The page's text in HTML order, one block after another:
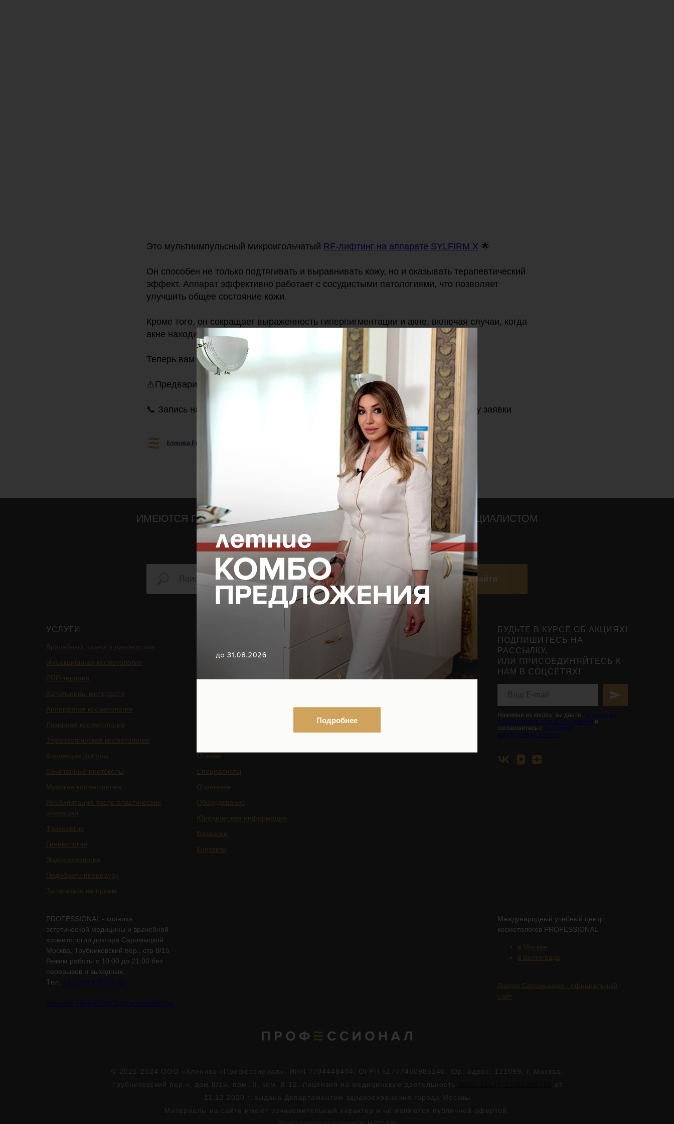
Это мультиимпульсный микроигольчатый RF-лифтинг на аппарате SYLFIRM X 🌟
Он способен не только подтягивать и выравнивать кожу, но и оказывать терапевтический
эффект. Аппарат эффективно работает с сосудистыми патологиями, что позволяет
улучшить общее состояние кожи.
Кроме того, он сокращает выраженность гиперпигментации и акне, включая случаи, когда
акне находится в стадии обострения.
Теперь вам известен секрет бархатной кожи🫶
⚠️Предварительно необходима консультация специалиста
📞 Запись на приём по телефону, указанному нанашем сайтеили через форму заявки
Клиника Professional-Москва
ИМЕЮТСЯ ПРОТИВОПОКАЗАНИЯ, ПРОКОНСУЛЬТИРУЙТЕСЬ СО СПЕЦИАЛИСТОМ
18+
Найти
УСЛУГИ
Врачебный прием и диагностика
Инъекционная косметология
PRP-терапия
Капельницы молодости
Аппаратная косметология
Лазерная косметология
Терапевтическая косметология
Коррекция фигуры
Сочетанные протоколы
Мужская косметология
Реабилитация после пластических
операций
Трихология
Гинекология
Эндокринология
Подобрать процедуру
Записаться на приём
Подписаться на рассылку новостей
Отзывы
Специалисты
О клинике
Оборудование
Юридическая информация
Вакансии
Контакты
ЮРИДИЧЕСКАЯ
ИНФОРМАЦИЯ
Организационные документы
Нормативно-правовые документы
граждан
БУДЬТЕ В КУРСЕ ОБ АКЦИЯХ!
ПОДПИШИТЕСЬ НА
РАССЫЛКУ,
ИЛИ ПРИСОЕДИНЯЙТЕСЬ К
НАМ В СОЦСЕТЯХ!
Нажимая на кнопку, вы даете согласие на
обработку персональных данных и
соглашаетесь с политикой
конфиденциальности
PROFESSIONAL - клиника
эстетической медицины и врачебной
косметологии доктора Саромыцкой
Москва, Трубниковский пер., стр 8/15
Режим работы с 10:00 до 21:00 без
перерывов и выходных.
Tел. +7 (499) 938-45-75
Клиника PROFESSIONAL в Волгограде
Международный учебный центр
косметологов PROFESSIONAL
в Москве
в Волгограде
Доктор Саромыцкая - официальный
сайт
© 2021-2024 ООО «Клиника «Профессионал». ИНН 7704446404. ОГРН 51777460985140. Юр. адрес: 121099, г. Москва,
Трубниковский пер-к, дом 8/15, пом. II, ком. 8-12. Лицензия на медицинскую деятельность
от
11.12.2020 г. выдана Департаментом здравоохранения города Москвы
Материалы на сайте имеют ознакомительный характер и не являются публичной офертой.
Подробнее